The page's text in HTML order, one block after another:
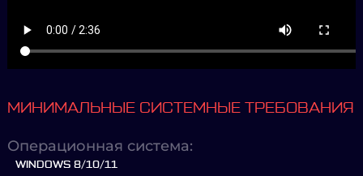
МИНИМАЛЬНЫЕ СИСТЕМНЫЕ ТРЕБОВАНИЯ
Операционная система:
WINDOWS 8/10/11